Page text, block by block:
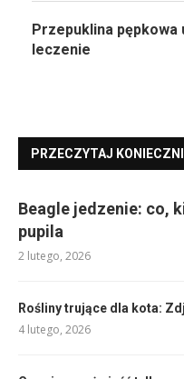
Przepuklina pępkowa
leczenie
PRZECZYTAJ
Beagle jedzenie: co,
pupila
2 lutego, 2026
Rośliny trujące dla kota:
4 lutego, 2026